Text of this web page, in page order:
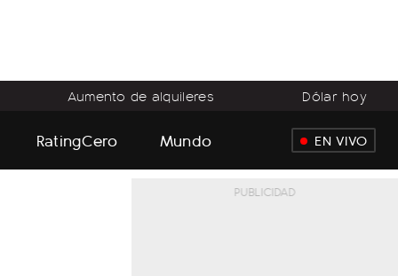
Aumento de alquileres Dólar hoy
RatingCero Mundo EN VIVO